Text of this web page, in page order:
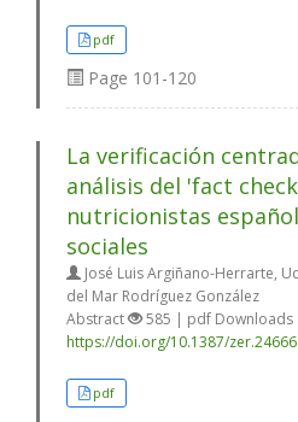
pdf
Page 101-120
La verificación
análisis del 'fact
nutricionistas
sociales
José Luis Argiñano-Herrarte,
del Mar Rodríguez González
Abstract
585 | pdf Downloads
https://doi.org/10.1387/zer.24666
pdf